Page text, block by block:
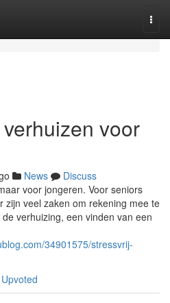
voor
News
Discuss
voor jongeren. Voor seniors
zijn veel zaken om rekening mee te
verhuizing, een vinden van een
34901575/stressvrij-